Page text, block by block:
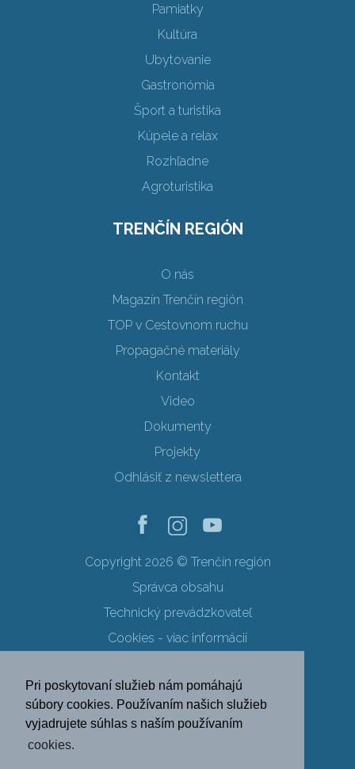
Pri poskytovaní služieb nám pomáhajú
súbory cookies. Používaním našich služieb
vyjadrujete súhlas s naším používaním
cookies.
Pamiatky
Kultúra
Ubytovanie
Gastronómia
Šport a turistika
Kúpele a relax
Rozhľadne
Agroturistika
TRENČÍN REGIÓN
O nás
Magazín Trenčín región
TOP v Cestovnom ruchu
Propagačné materiály
Kontakt
Video
Dokumenty
Projekty
Odhlásiť z newslettera
Copyright 2026 © Trenčín región
Správca obsahu
Technický prevádzkovateľ
Cookies - viac informácií
Ochrana osobných údajov
SK EN DE
PL